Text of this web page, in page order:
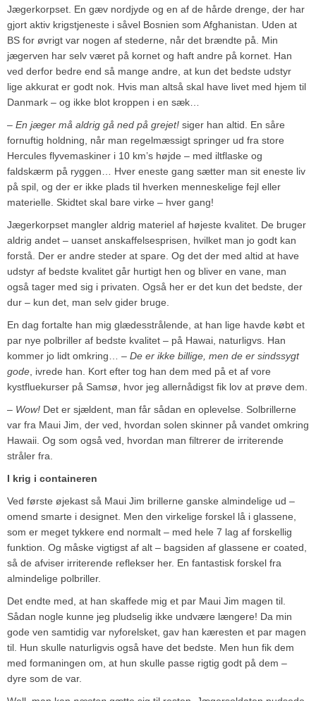
Jægerkorpset. En gæv nordjyde og en af de hårde drenge, der har
gjort aktiv krigstjeneste i såvel Bosnien som Afghanistan. Uden at
BS for øvrigt var nogen af stederne, når det brændte på. Min
jægerven har selv været på kornet og haft andre på kornet. Han
ved derfor bedre end så mange andre, at kun det bedste udstyr
lige akkurat er godt nok. Hvis man altså skal have livet med hjem til
Danmark – og ikke blot kroppen i en sæk…
– En jæger må aldrig gå ned på grejet! siger han altid. En såre
fornuftig holdning, når man regelmæssigt springer ud fra store
Hercules flyvemaskiner i 10 km’s højde – med iltflaske og
faldskærm på ryggen… Hver eneste gang sætter man sit eneste liv
på spil, og der er ikke plads til hverken menneskelige fejl eller
materielle. Skidtet skal bare virke – hver gang!
Jægerkorpset mangler aldrig materiel af højeste kvalitet. De bruger
aldrig andet – uanset anskaffelsesprisen, hvilket man jo godt kan
forstå. Der er andre steder at spare. Og det der med altid at have
udstyr af bedste kvalitet går hurtigt hen og bliver en vane, man
også tager med sig i privaten. Også her er det kun det bedste, der
dur – kun det, man selv gider bruge.
En dag fortalte han mig glædesstrålende, at han lige havde købt et
par nye polbriller af bedste kvalitet – på Hawai, naturligvs. Han
kommer jo lidt omkring… – De er ikke billige, men de er sindssygt
gode , ivrede han. Kort efter tog han dem med på et af vore
kystfluekurser på Samsø, hvor jeg allernådigst fik lov at prøve dem.
– Wow! Det er sjældent, man får sådan en oplevelse. Solbrillerne
var fra Maui Jim, der ved, hvordan solen skinner på vandet omkring
Hawaii. Og som også ved, hvordan man filtrerer de irriterende
stråler fra.
I krig i containeren
Ved første øjekast så Maui Jim brillerne ganske almindelige ud –
omend smarte i designet. Men den virkelige forskel lå i glassene,
som er meget tykkere end normalt – med hele 7 lag af forskellig
funktion. Og måske vigtigst af alt – bagsiden af glassene er coated,
så de afviser irriterende reflekser her. En fantastisk forskel fra
almindelige polbriller.
Det endte med, at han skaffede mig et par Maui Jim magen til.
Sådan nogle kunne jeg pludselig ikke undvære længere! Da min
gode ven samtidig var nyforelsket, gav han kæresten et par magen
til. Hun skulle naturligvis også have det bedste. Men hun fik dem
med formaningen om, at hun skulle passe rigtig godt på dem –
dyre som de var.